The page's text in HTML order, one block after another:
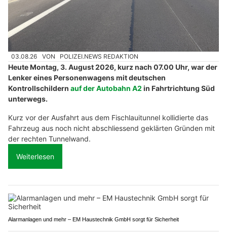
03.08.26 VON POLIZEI.NEWS REDAKTION
Heute Montag, 3. August 2026, kurz nach 07.00 Uhr, war der
Lenker eines Personenwagens mit deutschen
Kontrollschildern auf der Autobahn A2 in Fahrtrichtung Süd
unterwegs.
Kurz vor der Ausfahrt aus dem Fischlauitunnel kollidierte das
Fahrzeug aus noch nicht abschliessend geklärten Gründen mit
der rechten Tunnelwand.
Weiterlesen
Alarmanlagen und mehr – EM Haustechnik GmbH sorgt für Sicherheit